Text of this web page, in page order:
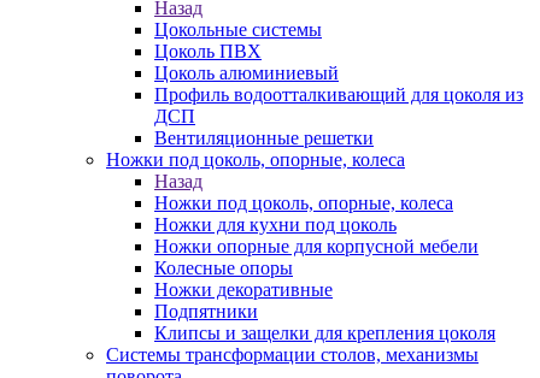
Назад
Цокольные системы
Цоколь ПВХ
Цоколь алюминиевый
Профиль водоотталкивающий для цоколя из
ДСП
Вентиляционные решетки
Ножки под цоколь, опорные, колеса
Назад
Ножки под цоколь, опорные, колеса
Ножки для кухни под цоколь
Ножки опорные для корпусной мебели
Колесные опоры
Ножки декоративные
Подпятники
Клипсы и защелки для крепления цоколя
Системы трансформации столов, механизмы